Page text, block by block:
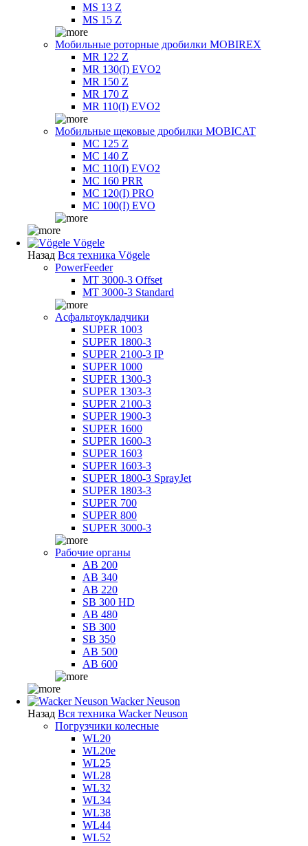
MS 13 Z
MS 15 Z
Мобильные роторные дробилки MOBIREX
MR 122 Z
MR 130(I) EVO2
MR 150 Z
MR 170 Z
MR 110(I) EVO2
Мобильные щековые дробилки MOBICAT
MC 125 Z
MC 140 Z
MC 110(I) EVO2
MC 160 PRR
MC 120(I) PRO
MC 100(I) EVO
Vögele
Назад Вся техника Vögele
PowerFeeder
MT 3000-3 Offset
MT 3000-3 Standard
Асфальтоукладчики
SUPER 1003
SUPER 1800-3
SUPER 2100-3 IP
SUPER 1000
SUPER 1300-3
SUPER 1303-3
SUPER 2100-3
SUPER 1900-3
SUPER 1600
SUPER 1600-3
SUPER 1603
SUPER 1603-3
SUPER 1800-3 SprayJet
SUPER 1803-3
SUPER 700
SUPER 800
SUPER 3000-3
Рабочие органы
AB 200
AB 340
AB 220
SB 300 HD
AB 480
SB 300
SB 350
AB 500
AB 600
Wacker Neuson
Назад Вся техника Wacker Neuson
Погрузчики колесные
WL20
WL20e
WL25
WL28
WL32
WL34
WL38
WL44
WL52